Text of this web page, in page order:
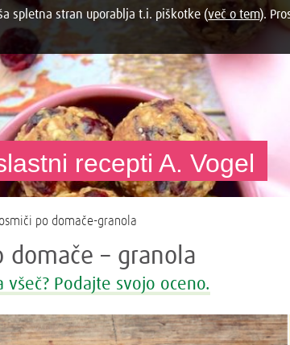
recepti A. Vogel
po domače-granola
domače – granola
všeč? Podajte svojo oceno.
spletna stran uporablja t.i. piškotke (več o tem).